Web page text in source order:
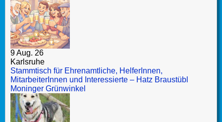
9 Aug. 26
Karlsruhe
Stammtisch für Ehrenamtliche, HelferInnen,
MitarbeiterInnen und Interessierte – Hatz Braustübl
Moninger Grünwinkel